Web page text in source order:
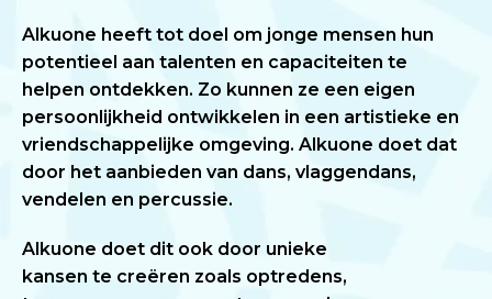
Alkuone heeft tot doel om jonge mensen hun
potentieel aan talenten en capaciteiten te
helpen ontdekken. Zo kunnen ze een eigen
persoonlijkheid ontwikkelen in een artistieke en
vriendschappelijke omgeving. Alkuone doet dat
door het aanbieden van dans, vlaggendans,
vendelen en percussie.
Alkuone doet dit ook door unieke
kansen te creëren zoals optredens,